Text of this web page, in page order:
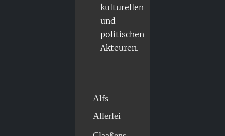
kulturellen
und
politischen
Akteuren.
Alfs
Allerlei